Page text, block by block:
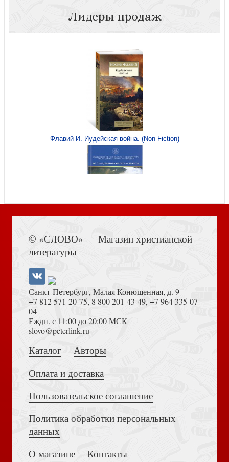
12 «христианских» верований, которые могут свести с
ума
Фактор матери
Брак: где проходит граница? (мягкая обл)
Запиши, что видишь
собой
9 принципов успеха в любви и жизни
В вашем доме малыш: от рождения до трех лет
Лидеры продаж
Флавий И. Иудейская война. (Non Fiction)
Толкование на Апокалипсис (Тихоний Африканский)
Достоевский Ф.М. Сила и правда России (2024)
© «СЛОВО» — Магазин христианской
литературы
Санкт-Петербург, Малая Конюшенная, д. 9
+7 812 571-20-75, 8 800 201-43-49, +7 964 335-07-
04
Еждн. с 11:00 до 20:00 МСК
slovo@peterlink.ru
Каталог
Авторы
Оплата и доставка
Пользовательское соглашение
Политика обработки персональных
данных
О магазине
Контакты